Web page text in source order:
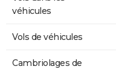
véhicules
Vols de véhicules
Cambriolages de